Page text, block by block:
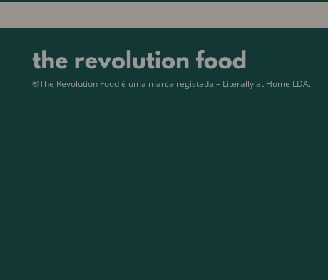
®The Revolution Food é uma marca registada – Literally at Home LDA.